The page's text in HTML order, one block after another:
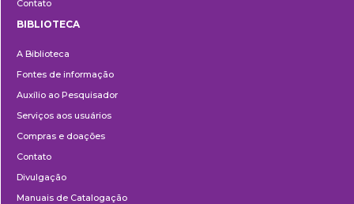
Contato
BIBLIOTECA
A Biblioteca
Fontes de informação
Auxílio ao Pesquisador
Serviços aos usuários
Compras e doações
Contato
Divulgação
Manuais de Catalogação